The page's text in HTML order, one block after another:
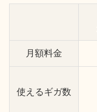
月額料金
使えるギガ数